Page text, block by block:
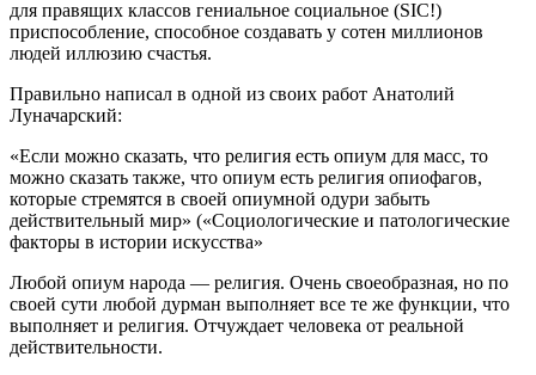
для правящих классов гениальное социальное (SIC!)
приспособление, способное создавать у сотен миллионов
людей иллюзию счастья.
Правильно написал в одной из своих работ Анатолий
Луначарский:
«Если можно сказать, что религия есть опиум для масс, то
можно сказать также, что опиум есть религия опиофагов,
которые стремятся в своей опиумной одури забыть
действительный мир» («Социологические и патологические
факторы в истории искусства»
Любой опиум народа — религия. Очень своеобразная, но по
своей сути любой дурман выполняет все те же функции, что
выполняет и религия. Отчуждает человека от реальной
действительности.